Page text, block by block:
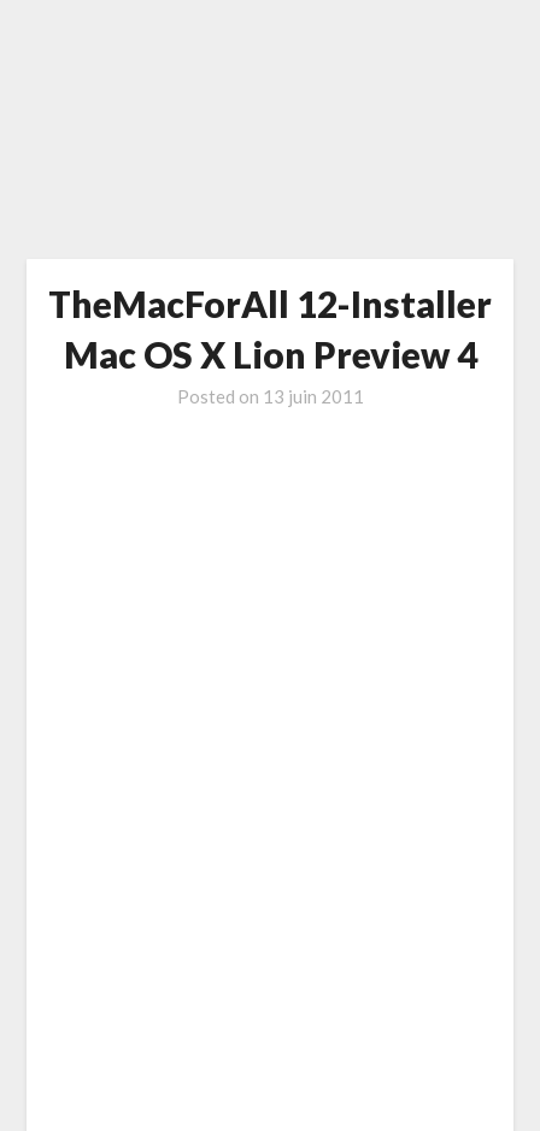
TheMacForAll 12-Installer
Mac OS X Lion Preview 4
Posted on 13 juin 2011